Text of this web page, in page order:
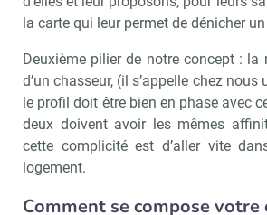
la carte qui leur permet de dénicher
Deuxième pilier de notre concept : la
d’un chasseur, (il s’appelle chez
le profil doit être bien en phase avec
deux doivent avoir les mêmes
cette complicité est d’aller vite
logement.
Comment se compose votre